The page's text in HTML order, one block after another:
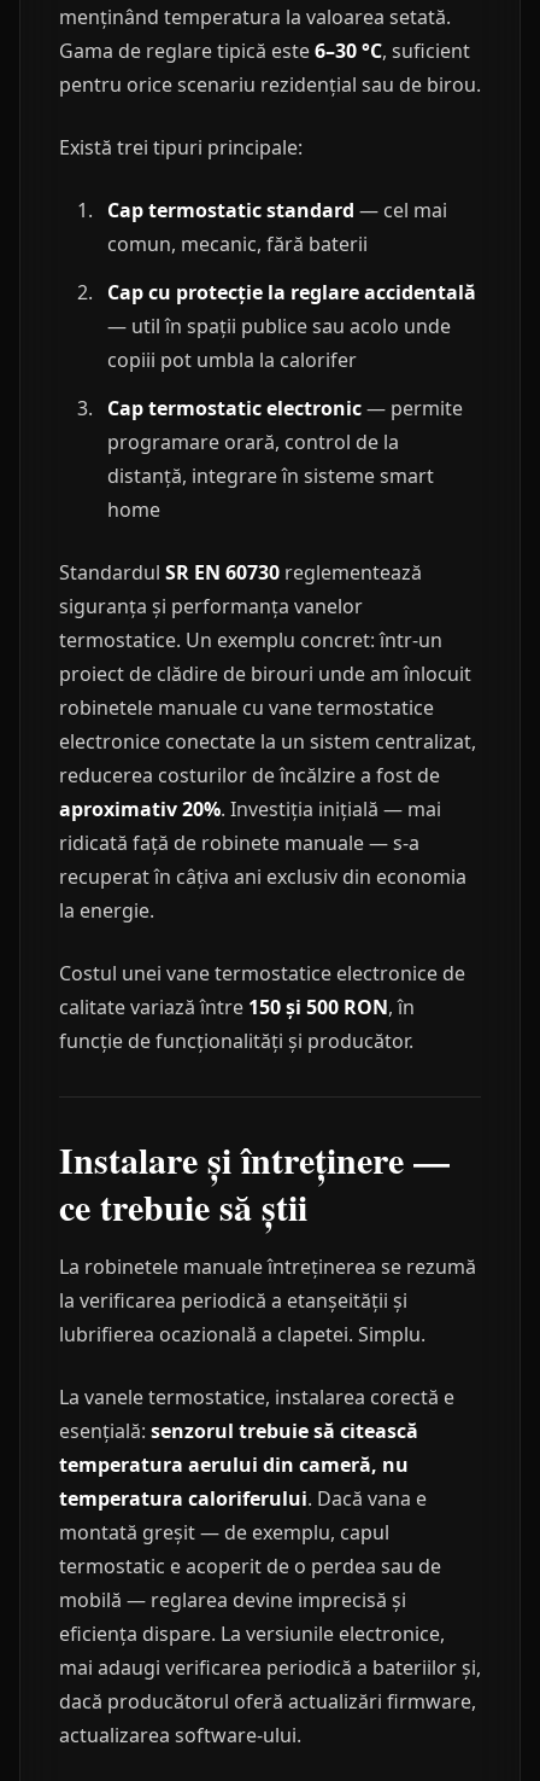
menținând temperatura la valoarea setată.
Gama de reglare tipică este6–30 °C, suficient
pentru orice scenariu rezidențial sau de birou.
Există trei tipuri principale:
Cap termostatic standard — cel mai
comun, mecanic, fără baterii
Cap cu protecție la reglare accidentală
— util în spații publice sau acolo unde
copiii pot umbla la calorifer
Cap termostatic electronic— permite
programare orară, control de la
distanță, integrare în sisteme smart
home
Standardul SR EN 60730 reglementează
siguranța și performanța vanelor
termostatice. Un exemplu concret: într-un
proiect de clădire de birouri unde am înlocuit
robinetele manuale cu vane termostatice
electronice conectate la un sistem centralizat,
reducerea costurilor de încălzire a fost de
aproximativ 20%. Investiția inițială — mai
ridicată față de robinete manuale — s-a
recuperat în câțiva ani exclusiv din economia
la energie.
Costul unei vane termostatice electronice de
calitate variază între 150 și 500 RON, în
funcție de funcționalități și producător.
Instalare și întreținere —
ce trebuie să știi
La robinetele manuale întreținerea se rezumă
la verificarea periodică a etanșeității și
lubrifierea ocazională a clapetei. Simplu.
La vanele termostatice, instalarea corectă e
esențială: senzorul trebuie să citească
temperatura aerului din cameră, nu
temperatura caloriferului. Dacă vana e
montată greșit — de exemplu, capul
termostatic e acoperit de o perdea sau de
mobilă — reglarea devine imprecisă și
eficiența dispare. La versiunile electronice,
mai adaugi verificarea periodică a bateriilor și,
dacă producătorul oferă actualizări firmware,
actualizarea software-ului.